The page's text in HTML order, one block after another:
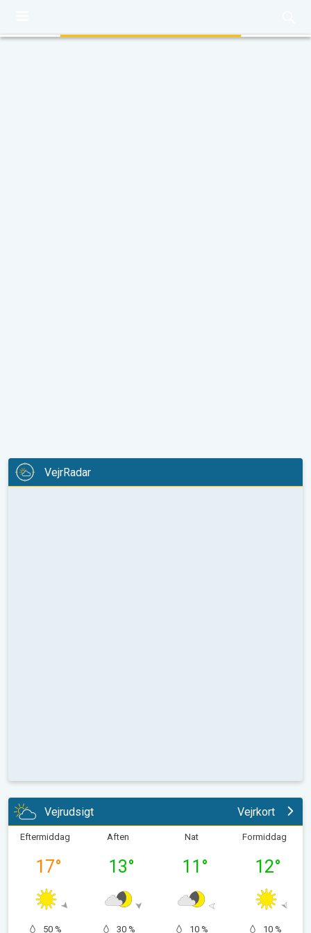
VejrRadar
Vejrudsigt Vejrkort
Eftermiddag
17°
50 %
Aften
13°
30 %
Nat
11 °
10 %
Formiddag
12°
10 %